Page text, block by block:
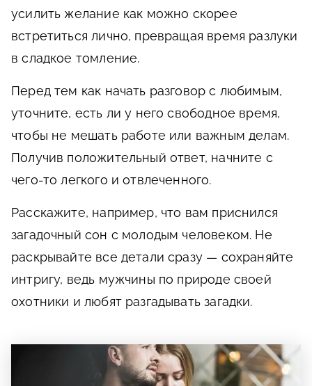
усилить желание как можно скорее
встретиться лично, превращая время разлуки
в сладкое томление.
Перед тем как начать разговор с любимым,
уточните, есть ли у него свободное время,
чтобы не мешать работе или важным делам.
Получив положительный ответ, начните с
чего-то легкого и отвлеченного.
Расскажите, например, что вам приснился
загадочный сон с молодым человеком. Не
раскрывайте все детали сразу — сохраняйте
интригу, ведь мужчины по природе своей
охотники и любят разгадывать загадки.